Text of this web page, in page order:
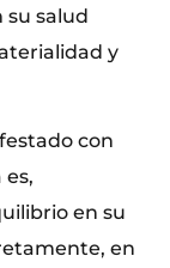
su salud
y
con
en su
en